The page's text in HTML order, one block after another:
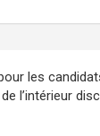
les
l’intérieur